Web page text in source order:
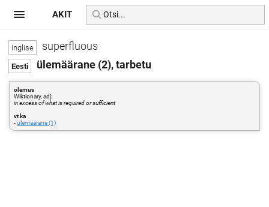
superfluous
ülemäärane (2), tarbetu
olemus
Wiktionary, adj:
in excess of what is required or sufficient
vt ka
-ülemäärane (1)
AKIT